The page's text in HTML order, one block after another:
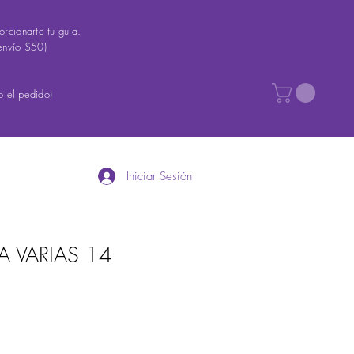
tu guía.
$50)
el pedido)
Iniciar Sesión
VARIAS 14